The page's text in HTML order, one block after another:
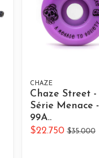
CHAZE
Chaze Street -
Série Menace -
99A..
$22.750 $35.000